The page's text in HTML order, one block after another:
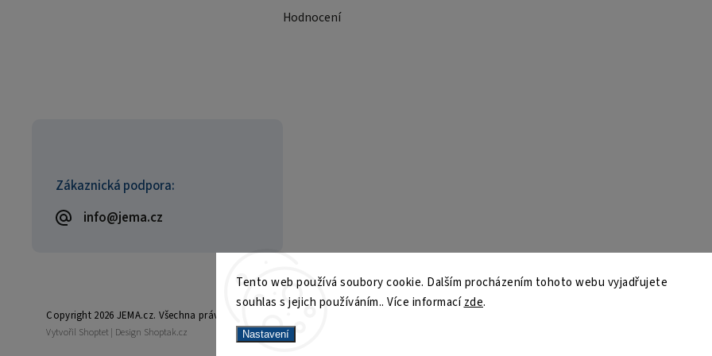
Tento web používá soubory cookie. Dalším procházením tohoto webu vyjadřujete
souhlas s jejich používáním.. Více informacízde.
Nastavení
Zákaznická podpora:
info@jema.cz
Hodnocení
Copyright 2026 JEMA.cz. Všechna práva vyhrazena.
Vytvořil Shoptet | Design Shoptak.cz